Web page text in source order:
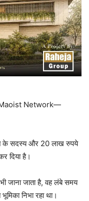
Network—
के सदस्य और 20 लाख रुपये
दिया है।
जाना जाता है, वह लंबे समय
निभा रहा था।